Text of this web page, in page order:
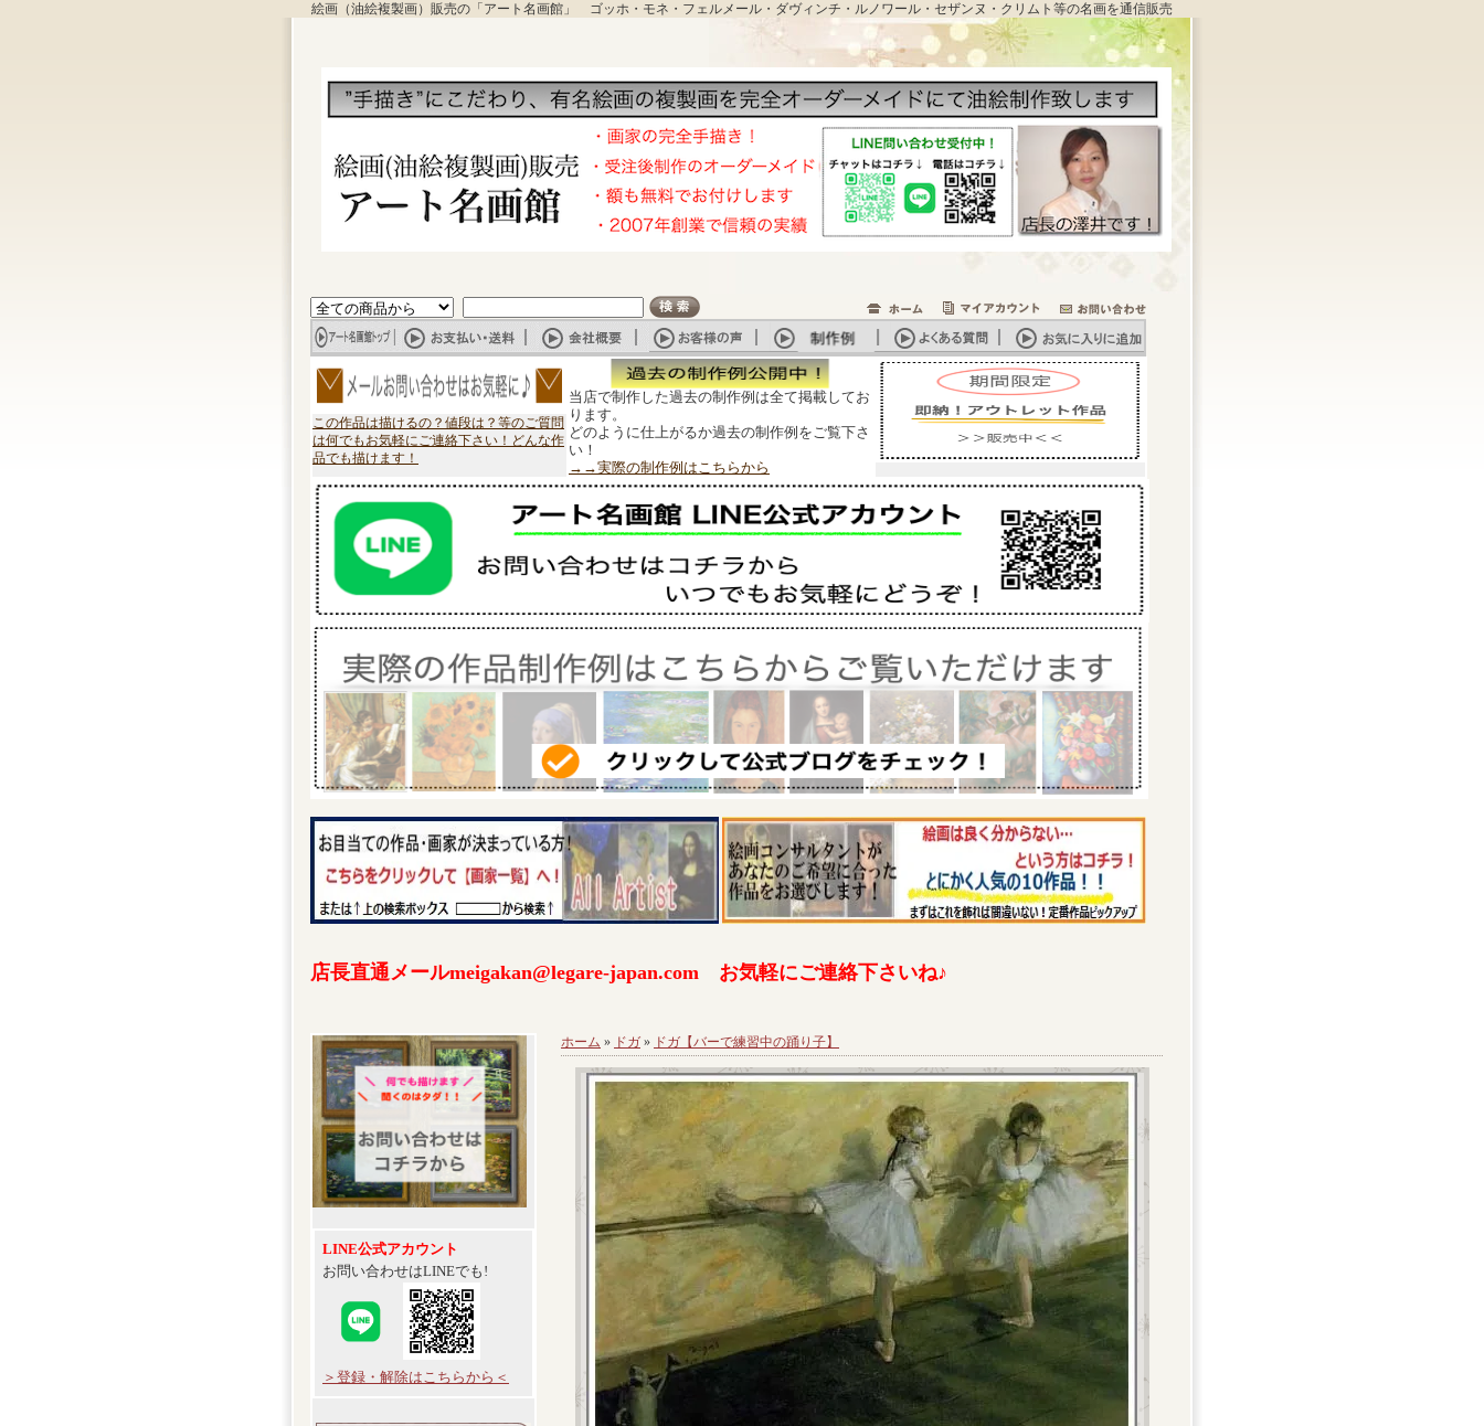
絵画（油絵複製画）販売の「アート名画館」 ゴッホ・モネ・フェルメール・ダヴィンチ・ルノワール・セザンヌ・クリムト等の名画を通信販売
この作品は描けるの？値段は？等のご質問
は何でもお気軽にご連絡下さい！どんな作
品でも描けます！
当店で制作した過去の制作例は全て掲載してお
ります。
どのように仕上がるか過去の制作例をご覧下さ
い！
→→実際の制作例はこちらから
店長直通メールmeigakan@legare-japan.com お気軽にご連絡下さいね♪
LINE公式アカウント
お問い合わせはLINEでも!
＞登録・解除はこちらから＜
ホーム » ドガ » ドガ【バーで練習中の踊り子】